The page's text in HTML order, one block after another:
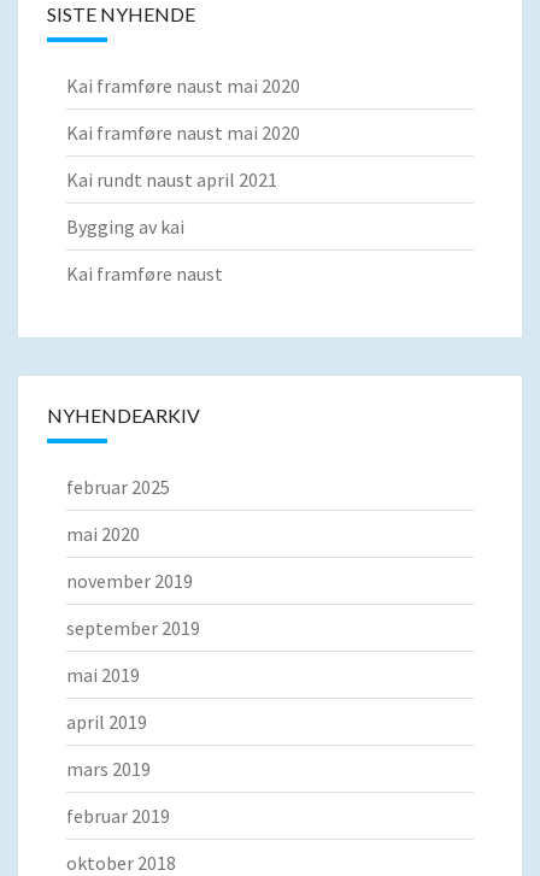
SISTE NYHENDE
Kai framføre naust mai 2020
Kai framføre naust mai 2020
Kai rundt naust april 2021
Bygging av kai
Kai framføre naust
NYHENDEARKIV
februar 2025
mai 2020
november 2019
september 2019
mai 2019
april 2019
mars 2019
februar 2019
oktober 2018